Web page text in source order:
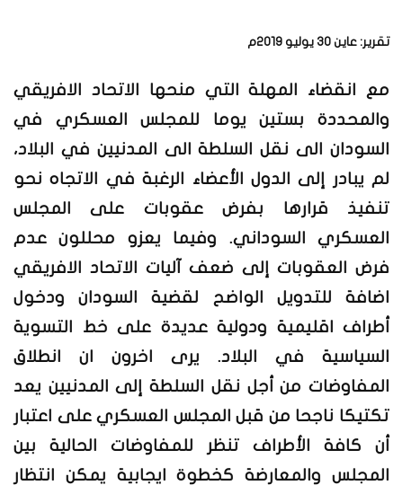
تقرير: عاين 30 يوليو 2019م
مع انقضاء المهلة التي منحها الاتحاد الافريقي
والمحددة بستين يوما للمجلس العسكري في
السودان الى نقل السلطة الى المدنيين في البلاد،
لم يبادر إلى الدول الأعضاء الرغبة في الاتجاه نحو
تنفيذ قرارها بفرض عقوبات على المجلس
العسكري السوداني. وفيما يعزو محللون عدم
فرض العقوبات إلى ضعف آليات الاتحاد الافريقي
اضافة للتدويل الواضح لقضية السودان ودخول
أطراف اقليمية ودولية عديدة على خط التسوية
السياسية في البلاد. يرى اخرون ان انطلاق
المفاوضات من أجل نقل السلطة إلى المدنيين يعد
تكتيكا ناجحا من قبل المجلس العسكري على اعتبار
أن كافة الأطراف تنظر للمفاوضات الحالية بين
المجلس والمعارضة كخطوة ايجابية يمكن انتظار